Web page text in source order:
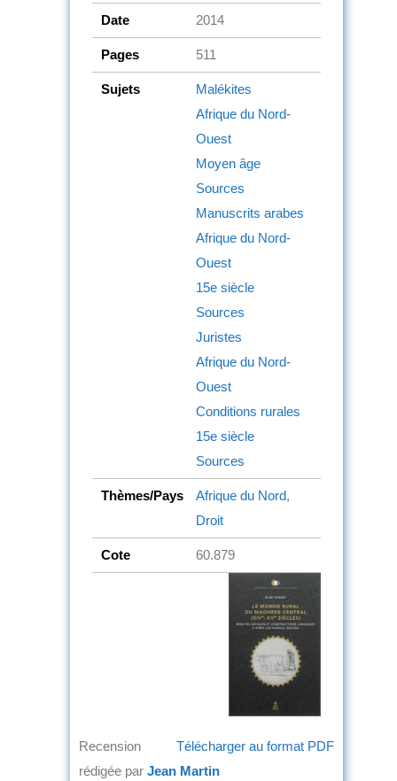
Date 2014
Pages 511
Sujets
Malékites
Afrique du Nord-
Ouest
Moyen âge
Sources
Manuscrits arabes
Afrique du Nord-
Ouest
15e siècle
Sources
Juristes
Afrique du Nord-
Ouest
Conditions rurales
15e siècle
Sources
Thèmes/Pays Afrique du Nord,
Droit
Cote 60.879
Télécharger au format PDF
Recension
rédigée par Jean Martin